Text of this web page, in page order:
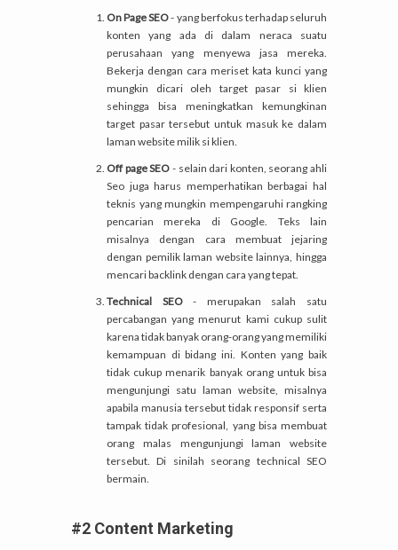
On Page SEO- yang berfokus terhadap seluruh
konten yang ada di dalam neraca suatu
perusahaan yang menyewa jasa mereka.
Bekerja dengan cara meriset kata kunci yang
mungkin dicari oleh target pasar si klien
sehingga bisa meningkatkan kemungkinan
target pasar tersebut untuk masuk ke dalam
laman website milik si klien.
Off page SEO - selain dari konten, seorang ahli
Seo juga harus memperhatikan berbagai hal
teknis yang mungkin mempengaruhi rangking
pencarian mereka di Google. Teks lain
misalnya dengan cara membuat jejaring
dengan pemilik laman website lainnya, hingga
mencari backlink dengan cara yang tepat.
Technical SEO- merupakan salah satu
percabangan yang menurut kami cukup sulit
karena tidak banyak orang-orang yang memiliki
kemampuan di bidang ini. Konten yang baik
tidak cukup menarik banyak orang untuk bisa
mengunjungi satu laman website, misalnya
apabila manusia tersebut tidak responsif serta
tampak tidak profesional, yang bisa membuat
orang malas mengunjungi laman website
tersebut. Di sinilah seorang technical SEO
bermain.
#2 Content Marketing